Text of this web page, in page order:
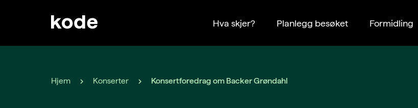
Hva skjer? Planlegg besøket Formidling
Hjem Konserter Konsertforedrag om Backer Grøndahl